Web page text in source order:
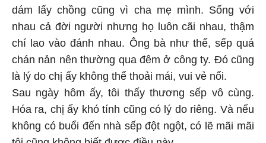
dám lấy chồng cũng vì cha mẹ mình. Sống với
nhau cả đời người nhưng họ luôn cãi nhau, thậm
chí lao vào đánh nhau. Ông bà như thế, sếp quá
chán nản nên thường qua đêm ở công ty. Đó cũng
là lý do chị ấy không thể thoải mái, vui vẻ nổi.
Sau ngày hôm ấy, tôi thấy thương sếp vô cùng.
Hóa ra, chị ấy khó tính cũng có lý do riêng. Và nếu
không có buổi đến nhà sếp đột ngột, có lẽ mãi mãi
tôi cũng không biết được điều này.